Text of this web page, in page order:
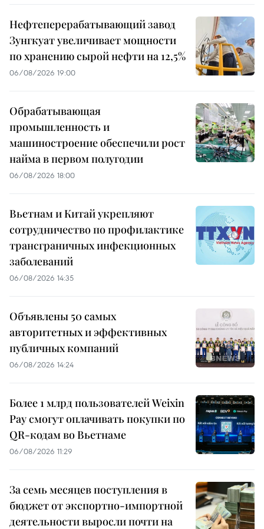
Нефтеперерабатывающий завод
Зунгкуат увеличивает мощности
по хранению сырой нефти на 12,5%
06/08/2026 19:00
Обрабатывающая
промышленность и
машиностроение обеспечили рост
найма в первом полугодии
06/08/2026 18:00
Вьетнам и Китай укрепляют
сотрудничество по профилактике
трансграничных инфекционных
заболеваний
06/08/2026 14:35
Объявлены 50 самых
авторитетных и эффективных
публичных компаний
06/08/2026 14:24
Более 1 млрд пользователей Weixin
Pay смогут оплачивать покупки по
QR-кодам во Вьетнаме
06/08/2026 11:29
За семь месяцев поступления в
бюджет от экспортно-импортной
деятельности выросли почти на